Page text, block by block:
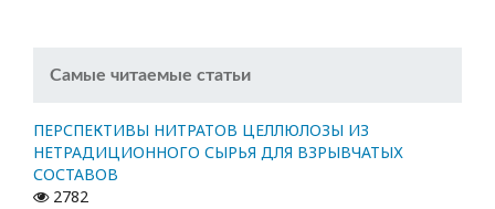
Самые читаемые статьи
ПЕРСПЕКТИВЫ НИТРАТОВ ЦЕЛЛЮЛОЗЫ ИЗ
НЕТРАДИЦИОННОГО СЫРЬЯ ДЛЯ ВЗРЫВЧАТЫХ
СОСТАВОВ
2782